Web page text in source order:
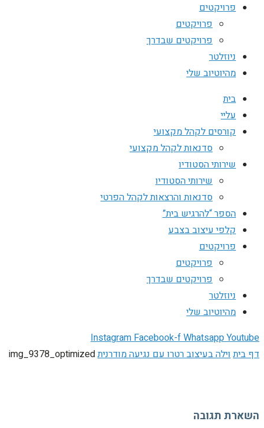
פרויקטים
פרויקטים
פרויקטים שבדרך
ניוזלטר
מהיוטיוב שלי
בית
עליי
קורסים לקהל מקצועי
סדנאות לקהל מקצועי
שירותי הסטודיו
שירותי הסטודיו
סדנאות והרצאות לקהל הפרטי
הספר “להרגיש בית”
קלפי עיצוב בצבע
פרויקטים
פרויקטים
פרויקטים שבדרך
ניוזלטר
מהיוטיוב שלי
InstagramFacebook-fWhatsappYoutube
דף ביתוילה בעיצוב רטרו עם נגיעה מודרניתimg_9378_optimized
השארת תגובה